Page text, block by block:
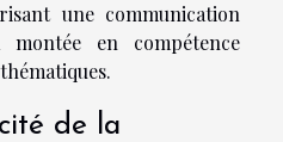
une communication
en compétence
de la